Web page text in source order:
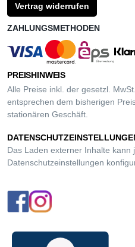
Vertrag widerrufen
ZAHLUNGSMETHODEN
PREISHINWEIS
Alle Preise inkl. der gesetzl.
entsprechen dem bisherigen
stationären Geschäft.
Das Laden externer Inhalte kann
Datenschutzeinstellungen